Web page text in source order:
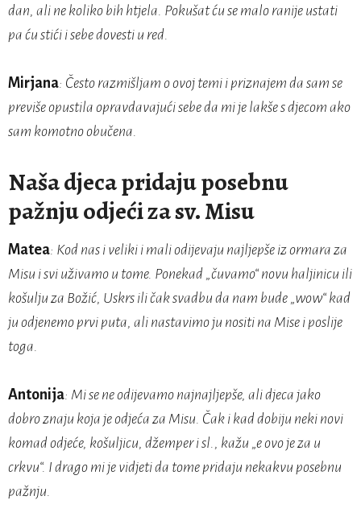
dan, ali ne koliko bih htjela. Pokušat ću se malo ranije ustati
pa ću stići i sebe dovesti u red.
Mirjana: Često razmišljam o ovoj temi i priznajem da sam se
previše opustila opravdavajući sebe da mi je lakše s djecom ako
sam komotno obučena.
Naša djeca pridaju posebnu
pažnju odjeći za sv. Misu
Matea: Kod nas i veliki i mali odijevaju najljepše iz ormara za
Misu i svi uživamo u tome. Ponekad „čuvamo“ novu haljinicu ili
košulju za Božić, Uskrs ili čak svadbu da nam bude „wow“ kad
ju odjenemo prvi puta, ali nastavimo ju nositi na Mise i poslije
toga.
Antonija: Mi se ne odijevamo najnajljepše, ali djeca jako
dobro znaju koja je odjeća za Misu. Čak i kad dobiju neki novi
komad odjeće, košuljicu, džemper i sl., kažu „e ovo je za u
crkvu“. I drago mi je vidjeti da tome pridaju nekakvu posebnu
pažnju.